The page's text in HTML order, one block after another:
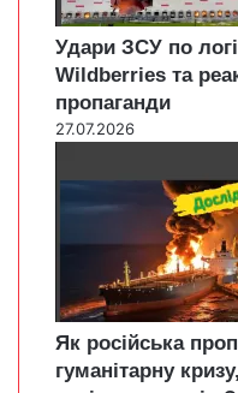
Удари ЗСУ по
Wildberries та
пропаганди
27.07.2026
Як російська
гуманітарну